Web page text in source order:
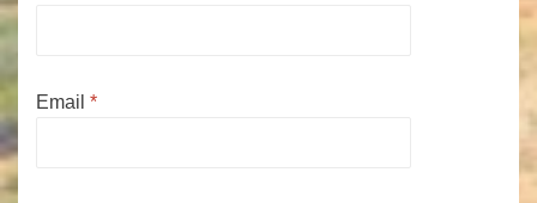
Email *